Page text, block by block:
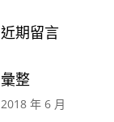
近期留言
彙整
2018 年 6 月